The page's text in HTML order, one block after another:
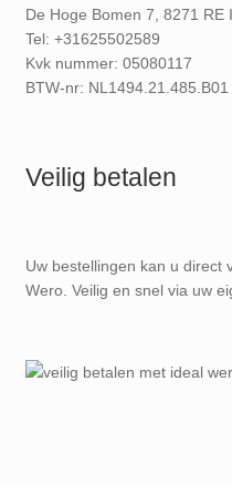
De Hoge Bomen 7, 8271 RE
Tel: +31625502589
Kvk nummer: 05080117
BTW-nr: NL1494.21.485.B01
Veilig betalen
Uw bestellingen kan u direct
Wero. Veilig en snel via uw